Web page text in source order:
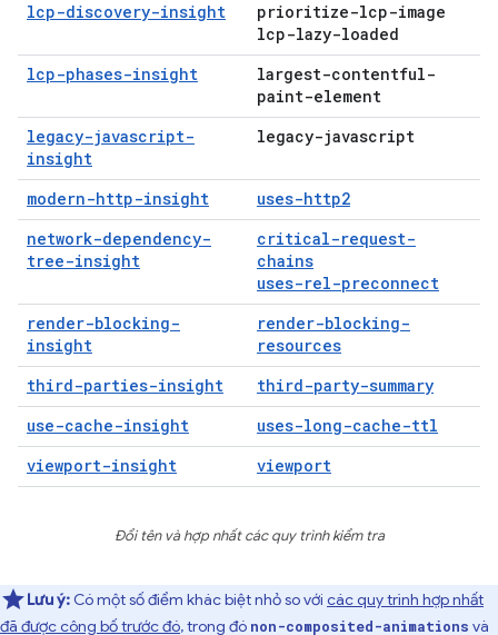
lcp-discovery-insight
prioritize-lcp-image
lcp-lazy-loaded
lcp-phases-insight
largest-contentful-
paint-element
legacy-javascript-
insight
legacy-javascript
modern-http-insight
uses-http2
network-dependency-
tree-insight
critical-request-
chains
uses-rel-preconnect
render-blocking-
insight
render-blocking-
resources
third-parties-insight
third-party-summary
use-cache-insight
uses-long-cache-ttl
viewport-insight
viewport
Đổi tên và hợp nhất các quy trình kiểm tra
Lưu ý: Có một số điểm khác biệt nhỏ so với các quy trình hợp nhất
đã được công bố trước đó, trong đó non-composited-animations và